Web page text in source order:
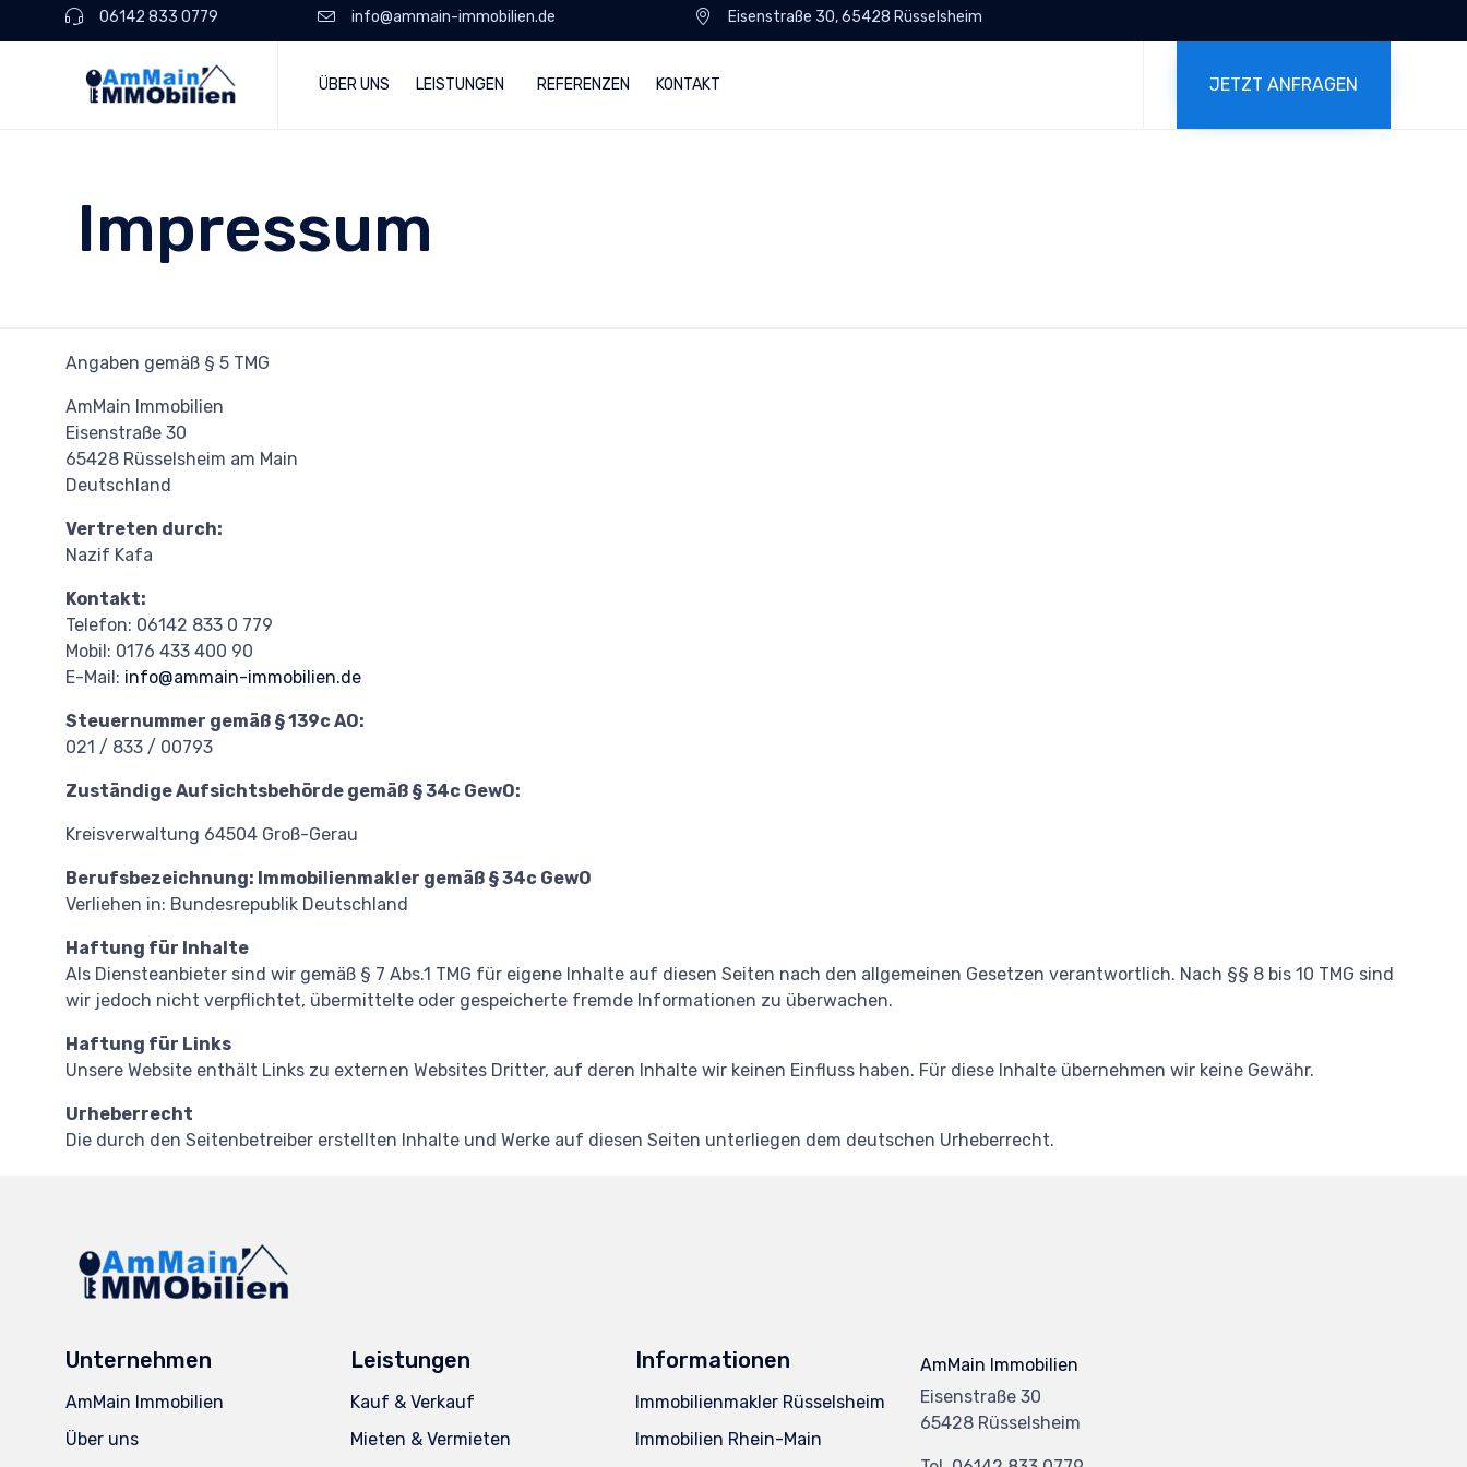
06142 833 0779 ​info@ammain-immobilien.de Eisenstraße 30, 65428 Rüsselsheim
ÜBER UNS LEISTUNGEN REFERENZEN KONTAKT JETZT ANFRAGEN
Impressum
Angaben gemäß § 5 TMG
AmMain Immobilien
Eisenstraße 30
65428 Rüsselsheim am Main
Deutschland
Vertreten durch:
Nazif Kafa
Kontakt:
Telefon: 06142 833 0 779
Mobil: 0176 433 400 90
E-Mail: info@ammain-immobilien.de
Steuernummer gemäß § 139c AO:
021 / 833 / 00793
Zuständige Aufsichtsbehörde gemäß § 34c GewO:
Kreisverwaltung 64504 Groß-Gerau
Berufsbezeichnung: Immobilienmakler gemäß § 34c GewO
Verliehen in: Bundesrepublik Deutschland
Haftung für Inhalte
Als Diensteanbieter sind wir gemäß § 7 Abs.1 TMG für eigene Inhalte auf diesen Seiten nach den allgemeinen Gesetzen verantwortlich. Nach §§ 8 bis 10 TMG sind
wir jedoch nicht verpflichtet, übermittelte oder gespeicherte fremde Informationen zu überwachen.
Haftung für Links
Unsere Website enthält Links zu externen Websites Dritter, auf deren Inhalte wir keinen Einfluss haben. Für diese Inhalte übernehmen wir keine Gewähr.
Urheberrecht
Die durch den Seitenbetreiber erstellten Inhalte und Werke auf diesen Seiten unterliegen dem deutschen Urheberrecht.
Unternehmen
AmMain Immobilien
Über uns
Leistungen
Kauf & Verkauf
Mieten & Vermieten
Informationen
Immobilienmakler Rüsselsheim
Immobilien Rhein-Main
AmMain Immobilien
Eisenstraße 30
65428 Rüsselsheim